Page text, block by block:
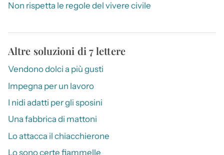
Non rispetta le regole del vivere civile
Altre soluzioni di 7 lettere
Vendono dolci a più gusti
Impegna per un lavoro
I nidi adatti per gli sposini
Una fabbrica di mattoni
Lo attacca il chiacchierone
Lo sono certe fiammelle